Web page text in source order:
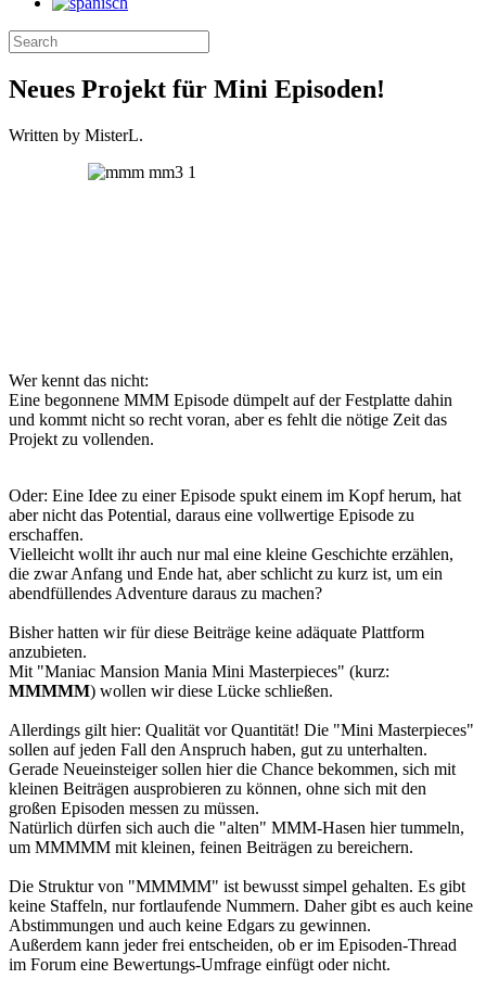
Neues Projekt für Mini Episoden!
Written by MisterL.
Wer kennt das nicht:
Eine begonnene MMM Episode dümpelt auf der Festplatte dahin
und kommt nicht so recht voran, aber es fehlt die nötige Zeit das
Projekt zu vollenden.
Oder: Eine Idee zu einer Episode spukt einem im Kopf herum, hat
aber nicht das Potential, daraus eine vollwertige Episode zu
erschaffen.
Vielleicht wollt ihr auch nur mal eine kleine Geschichte erzählen,
die zwar Anfang und Ende hat, aber schlicht zu kurz ist, um ein
abendfüllendes Adventure daraus zu machen?
Bisher hatten wir für diese Beiträge keine adäquate Plattform
anzubieten.
Mit "Maniac Mansion Mania Mini Masterpieces" (kurz:
MMMMM) wollen wir diese Lücke schließen.
Allerdings gilt hier: Qualität vor Quantität! Die "Mini Masterpieces"
sollen auf jeden Fall den Anspruch haben, gut zu unterhalten.
Gerade Neueinsteiger sollen hier die Chance bekommen, sich mit
kleinen Beiträgen ausprobieren zu können, ohne sich mit den
großen Episoden messen zu müssen.
Natürlich dürfen sich auch die "alten" MMM-Hasen hier tummeln,
um MMMMM mit kleinen, feinen Beiträgen zu bereichern.
Die Struktur von "MMMMM" ist bewusst simpel gehalten. Es gibt
keine Staffeln, nur fortlaufende Nummern. Daher gibt es auch keine
Abstimmungen und auch keine Edgars zu gewinnen.
Außerdem kann jeder frei entscheiden, ob er im Episoden-Thread
im Forum eine Bewertungs-Umfrage einfügt oder nicht.